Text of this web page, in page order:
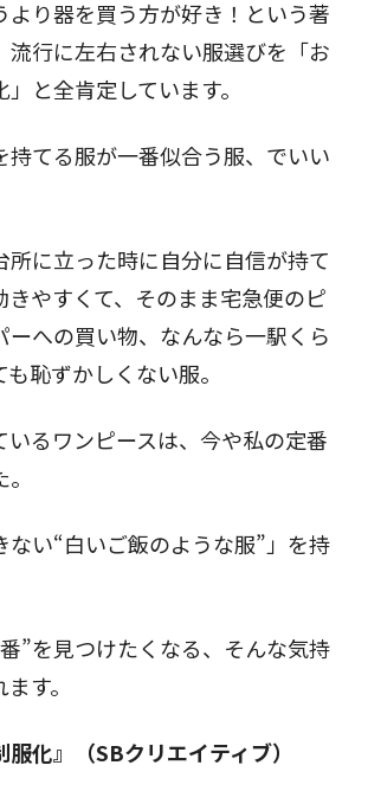
より器を買う方が好き！という著
流行に左右されない服選びを「お
と全肯定しています。
持てる服が一番似合う服、でいい
所に立った時に自分に自信が持て
きやすくて、そのまま宅急便のピ
ーへの買い物、なんなら一駅くら
恥ずかしくない服。
いるワンピースは、今や私の定番
ない“白いご飯のような服”」を持
”を見つけたくなる、そんな気持
す。
服化』（SBクリエイティブ）